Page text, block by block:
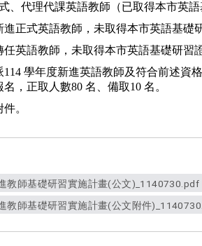
、代理代課英語教師（已取得本市英
進正式英語教師，未取得本市英語基礎
任英語教師，未取得本市英語基礎研習
114 學年度新進英語教師及符合前述資
名，正取人數80 名、備取10 名。
。
教師基礎研習實施計畫(公文)_1140730.pdf
教師基礎研習實施計畫(公文附件